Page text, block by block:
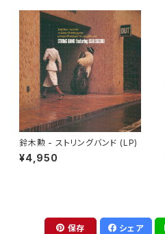
鈴木勲 - ストリングバンド (LP)
¥4,950
保存 シェア